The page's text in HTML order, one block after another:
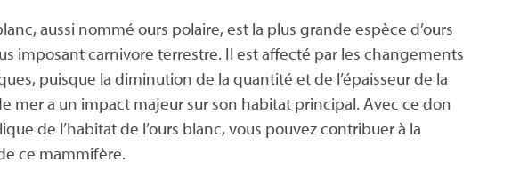
aussi nommé ours polaire, est la plus grande espèce d’ours
imposant carnivore terrestre. Il est affecté par les changements
puisque la diminution de la quantité et de l’épaisseur de la
mer a un impact majeur sur son habitat principal. Avec ce don
de l’habitat de l’ours blanc, vous pouvez contribuer à la
ce mammifère.